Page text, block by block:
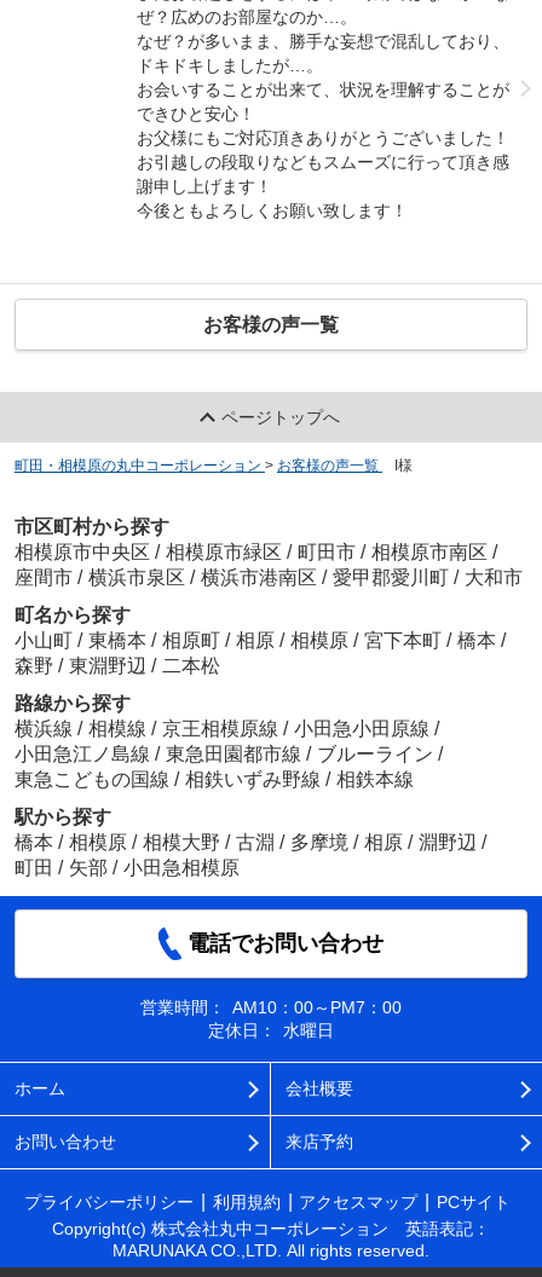
ぜ？広めのお部屋なのか…。
なぜ？が多いまま、勝手な妄想で混乱しており、
ドキドキしましたが…。
お会いすることが出来て、状況を理解することが
できひと安心！
お父様にもご対応頂きありがとうございました！
お引越しの段取りなどもスムーズに行って頂き感
謝申し上げます！
今後ともよろしくお願い致します！
お客様の声一覧
ページトップへ
町田・相模原の丸中コーポレーション > お客様の声一覧 I様
市区町村から探す
相模原市中央区 / 相模原市緑区 / 町田市 / 相模原市南区 /
座間市 / 横浜市泉区 / 横浜市港南区 / 愛甲郡愛川町 / 大和市
町名から探す
小山町 / 東橋本 / 相原町 / 相原 / 相模原 / 宮下本町 / 橋本 /
森野 / 東淵野辺 / 二本松
路線から探す
横浜線 / 相模線 / 京王相模原線 / 小田急小田原線 /
小田急江ノ島線 / 東急田園都市線 / ブルーライン /
東急こどもの国線 / 相鉄いずみ野線 / 相鉄本線
駅から探す
橋本 / 相模原 / 相模大野 / 古淵 / 多摩境 / 相原 / 淵野辺 /
町田 / 矢部 / 小田急相模原
電話でお問い合わせ
営業時間：
AM10：00～PM7：00
定休日：
水曜日
ホーム 会社概要
お問い合わせ 来店予約
プライバシーポリシー 利用規約 アクセスマップ
PCサイト
Copyright(c) 株式会社丸中コーポレーション 英語表記：
MARUNAKA CO.,LTD. All rights reserved.